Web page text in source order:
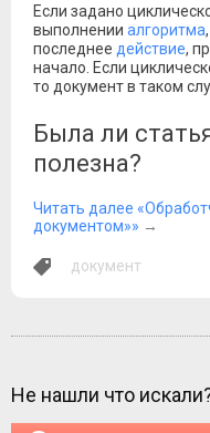
Если задано
выполнении алгоритма
последнее действие,
начало. Если
то документ в таком
Была ли
полезна?
Читать далее
документом»» →
документ
Не нашли что